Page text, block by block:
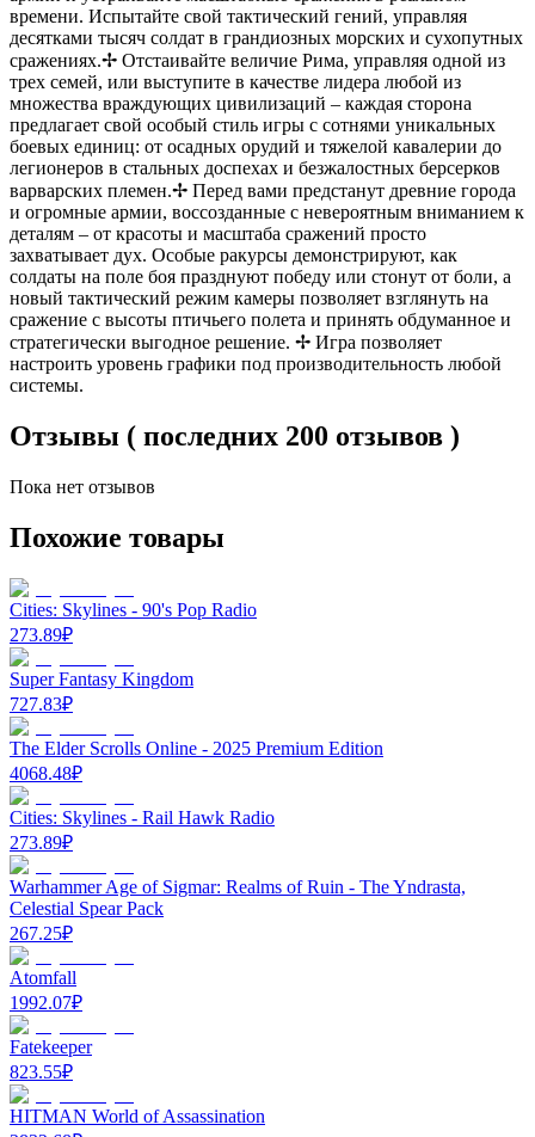
времени. Испытайте свой тактический гений, управляя
десятками тысяч солдат в грандиозных морских и сухопутных
сражениях.✢ Отстаивайте величие Рима, управляя одной из
трех семей, или выступите в качестве лидера любой из
множества враждующих цивилизаций – каждая сторона
предлагает свой особый стиль игры с сотнями уникальных
боевых единиц: от осадных орудий и тяжелой кавалерии до
легионеров в стальных доспехах и безжалостных берсерков
варварских племен.✢ Перед вами предстанут древние города
и огромные армии, воссозданные с невероятным вниманием к
деталям – от красоты и масштаба сражений просто
захватывает дух. Особые ракурсы демонстрируют, как
солдаты на поле боя празднуют победу или стонут от боли, а
новый тактический режим камеры позволяет взглянуть на
сражение с высоты птичьего полета и принять обдуманное и
стратегически выгодное решение. ✢ Игра позволяет
настроить уровень графики под производительность любой
системы.
Отзывы ( последних 200 отзывов )
Пока нет отзывов
Похожие товары
Cities: Skylines - 90's Pop Radio
273.89₽
Super Fantasy Kingdom
727.83₽
The Elder Scrolls Online - 2025 Premium Edition
4068.48₽
Cities: Skylines - Rail Hawk Radio
273.89₽
Warhammer Age of Sigmar: Realms of Ruin - The Yndrasta,
Celestial Spear Pack
267.25₽
Atomfall
1992.07₽
Fatekeeper
823.55₽
HITMAN World of Assassination